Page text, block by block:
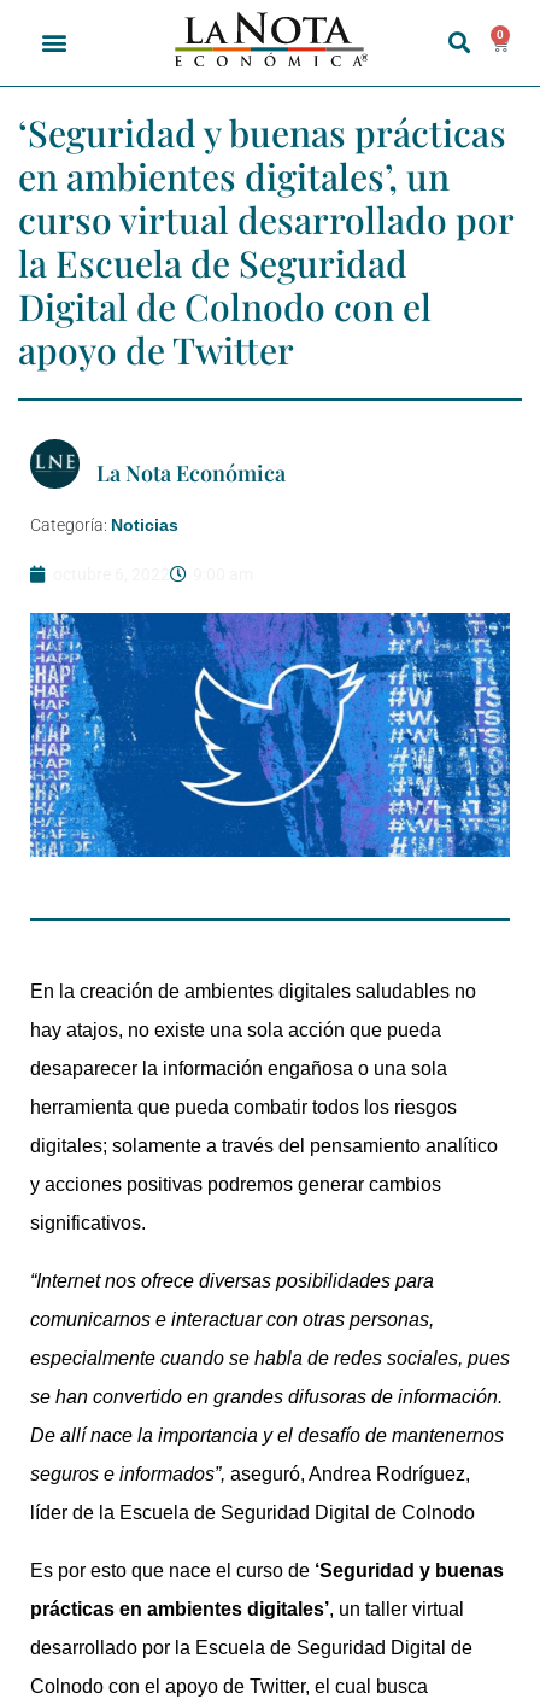
0
‘Seguridad y buenas prácticas
en ambientes digitales’, un
curso virtual desarrollado por
la Escuela de Seguridad
Digital de Colnodo con el
apoyo de Twitter
La Nota Económica
Categoría: Noticias
En la creación de ambientes digitales saludables no
hay atajos, no existe una sola acción que pueda
desaparecer la información engañosa o una sola
herramienta que pueda combatir todos los riesgos
digitales; solamente a través del pensamiento analítico
y acciones positivas podremos generar cambios
significativos.
“Internet nos ofrece diversas posibilidades para
comunicarnos e interactuar con otras personas,
especialmente cuando se habla de redes sociales, pues
se han convertido en grandes difusoras de información.
De allí nace la importancia y el desafío de mantenernos
seguros e informados”, aseguró, Andrea Rodríguez,
líder de la Escuela de Seguridad Digital de Colnodo
Es por esto que nace el curso de ‘Seguridad y buenas
prácticas en ambientes digitales’, un taller virtual
desarrollado por la Escuela de Seguridad Digital de
Colnodo con el apoyo de Twitter, el cual busca